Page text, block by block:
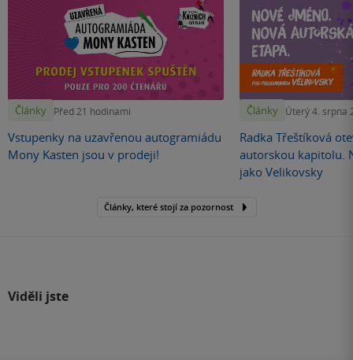
Články Před 21 hodinami
Vstupenky na uzavřenou autogramiádu
Mony Kasten jsou v prodeji!
Články Úterý 4. srpna
Radka Třeštíková
autorskou kapitolu.
jako Velikovsky
Články, které stojí za pozornost
Viděli jste